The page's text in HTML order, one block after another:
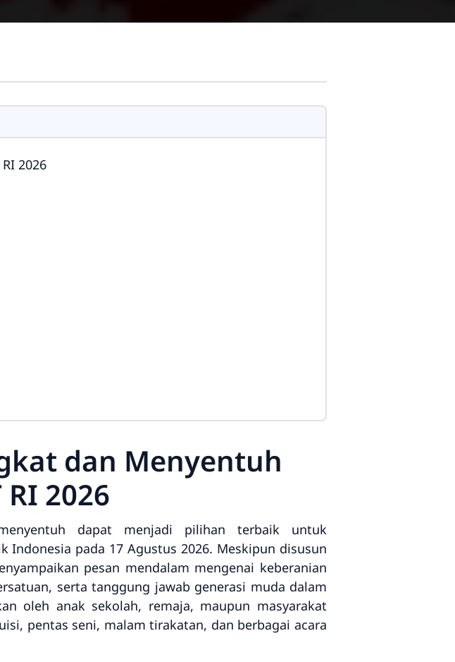
2026
dan Menyentuh
2026
dapat menjadi pilihan terbaik untuk
Indonesia pada 17 Agustus 2026. Meskipun disusun
pesan mendalam mengenai keberanian
serta tanggung jawab generasi muda dalam
oleh anak sekolah, remaja, maupun masyarakat
pentas seni, malam tirakatan, dan berbagai acara